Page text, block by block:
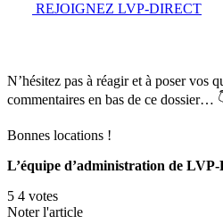
REJOIGNEZ LVP-DIRECT
N’hésitez pas à réagir et à poser vos
commentaires en bas de ce dossier…
Bonnes locations !
L’équipe d’administration de
5 4 votes
Noter l'article